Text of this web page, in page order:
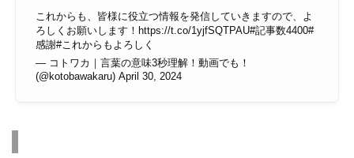
これからも、皆様に役立つ情報を発信していきますので、よ
ろしくお願いします！ https://t.co/1yjfSQTPAU#記事数4400#
感謝#これからもよろしく
— コトワカ｜言葉の意味3秒理解！動画でも！
(@kotobawakaru) April 30, 2024